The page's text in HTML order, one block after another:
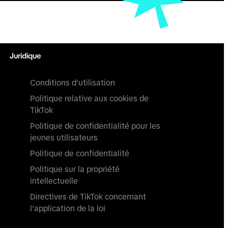
Juridique
Conditions d'utilisation
Politique relative aux cookies de
TikTok
Politique de confidentialité pour les
jeunes utilisateurs
Politique de confidentialité
Politique sur la propriété
intellectuelle
Directives de TikTok concernant
l'application de la loi